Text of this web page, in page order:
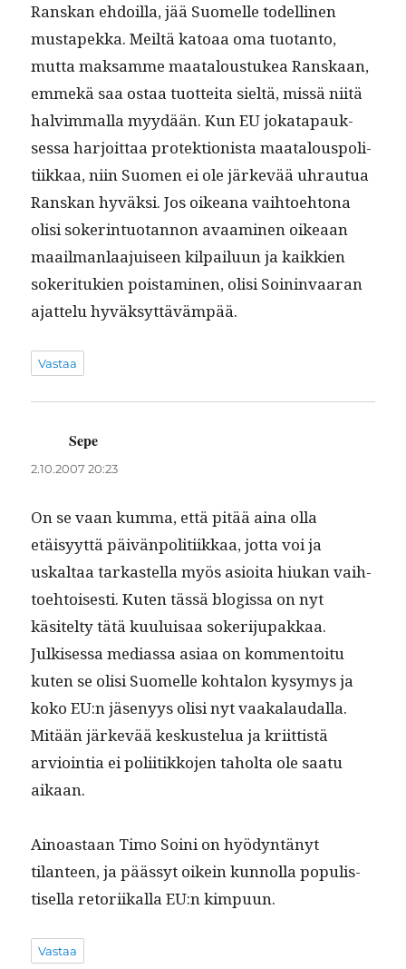
Ran­skan ehdoil­la, jää Suomelle todel­li­nen
mustapekka. Meiltä katoaa oma tuotan­to,
mut­ta mak­samme maat­alous­tukea Ran­skaan,
emmekä saa ostaa tuot­tei­ta sieltä, mis­sä niitä
halvim­mal­la myy­dään. Kun EU jokat­a­pauk­
ses­sa har­joit­taa pro­tek­tion­ista maat­alous­poli­
ti­ikkaa, niin Suomen ei ole järkevää uhrautua
Ran­skan hyväk­si. Jos oikeana vai­h­toe­htona
olisi sok­er­in­tuotan­non avaami­nen oikeaan
maail­man­laa­juiseen kil­pailu­un ja kaikkien
soker­itukien pois­t­a­mi­nen, olisi Soin­in­vaaran
ajat­telu hyväksyttävämpää.
Vastaa
Sepe
2.10.2007 20:23
On se vaan kum­ma, että pitää aina olla
etäisyyt­tä päivän­poli­ti­ikkaa, jot­ta voi ja
uskaltaa tarkastel­la myös asioi­ta hiukan vai­h­
toe­htois­es­ti. Kuten tässä blo­gis­sa on nyt
käsitel­ty tätä kuu­luisaa sokerijupakkaa.
Julkises­sa medi­as­sa asi­aa on kom­men­toitu
kuten se olisi Suomelle kohtalon kysymys ja
koko EU:n jäsenyys olisi nyt vaakalau­dal­la.
Mitään järkevää keskustelua ja kri­it­tistä
arvioin­tia ei poli­itikko­jen tahol­ta ole saatu
aikaan.
Ain­oas­taan Timo Soi­ni on hyö­dyn­tänyt
tilanteen, ja päässyt oikein kun­nol­la pop­ulis­
tisel­la retori­ikalla EU:n kimpuun.
Vastaa